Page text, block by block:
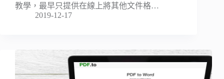
教學，最早只提供在線上將其他文件格…
2019-12-17